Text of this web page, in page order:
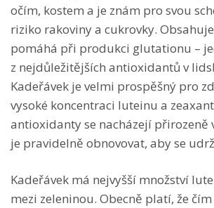
očím, kostem a je znám pro svou
riziko rakoviny a cukrovky.
pomáhá při produkci glutationu –
z nejdůležitějších antioxidantů v
Kadeřávek je velmi prospěšný pro
vysoké koncentraci luteinu a
antioxidanty se nacházejí přirozeně
je pravidelně obnovovat, aby se
Kadeřávek má nejvyšší množství
mezi zeleninou. Obecně platí, že